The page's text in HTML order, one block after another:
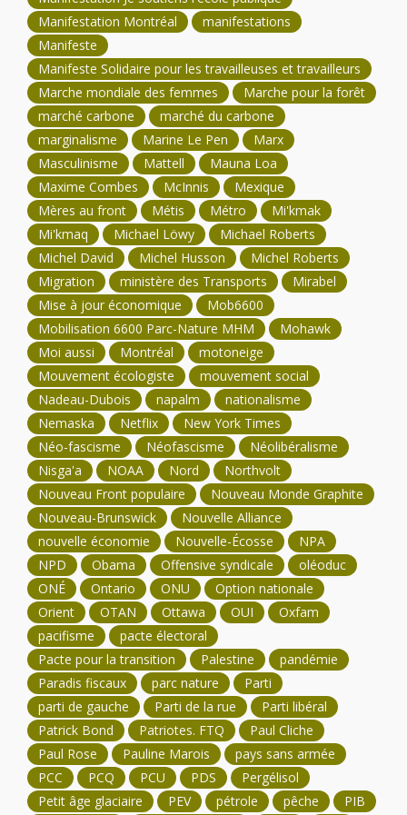
Manifestation Montréal
manifestations
Manifeste
Manifeste Solidaire pour les travailleuses et travailleurs
Marche mondiale des femmes
Marche pour la forêt
marché carbone
marché du carbone
marginalisme
Marine Le Pen
Marx
Masculinisme
Mattell
Mauna Loa
Maxime Combes
McInnis
Mexique
Mères au front
Métis Métro
Mi'kmak
Mi'kmaq
Michael Löwy
Michael Roberts
Michel David
Michel Husson
Michel Roberts
Migration
ministère des Transports
Mirabel
Mise à jour économique
Mob6600
Mobilisation 6600 Parc-Nature MHM
Mohawk
Moi aussi
Montréal
motoneige
Mouvement écologiste
mouvement social
Nadeau-Dubois
napalm
nationalisme
Nemaska
Netflix
New York Times
Néo-fascisme
Néofascisme
Néolibéralisme
Nisga'a
NOAA Nord
Northvolt
Nouveau Front populaire
Nouveau Monde Graphite
Nouveau-Brunswick
Nouvelle Alliance
nouvelle économie
Nouvelle-Écosse
NPA
NPD
Obama Offensive syndicale
oléoduc
ONÉ
Ontario ONU
Option nationale
Orient
OTAN Ottawa OUI
Oxfam
pacifisme
pacte électoral
Pacte pour la transition
Palestine
pandémie
Paradis fiscaux
parc nature
Parti
parti de gauche
Parti de la rue
Parti libéral
Patrick Bond
Patriotes. FTQ
Paul Cliche
Paul Rose
Pauline Marois
pays sans armée
PCC
PCQ PCU PDS
Pergélisol
Petit âge glaciaire
PEV pétrole pêche
PIB